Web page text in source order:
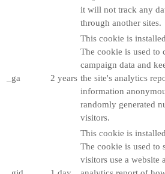
it will not track any
through another sites.
_ga 2 years
This cookie is
The cookie is used to
campaign data and
the site's analytics
information
randomly generated
visitors.
This cookie is
The cookie is used to
visitors use a website